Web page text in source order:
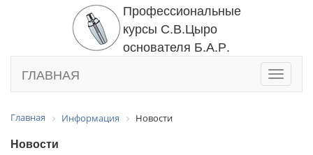
Профессиональные
курсы С.В.Цыро
основателя Б.А.Р.
Toggle
ГЛАВНАЯ
Главная Информация Новости
Новости